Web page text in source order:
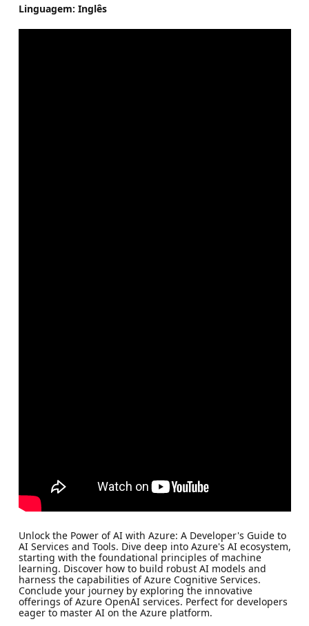
Linguagem: Inglês
Unlock the Power of AI with Azure: A Developer's Guide to
AI Services and Tools. Dive deep into Azure's AI ecosystem,
starting with the foundational principles of machine
learning. Discover how to build robust AI models and
harness the capabilities of Azure Cognitive Services.
Conclude your journey by exploring the innovative
offerings of Azure OpenAI services. Perfect for developers
eager to master AI on the Azure platform.